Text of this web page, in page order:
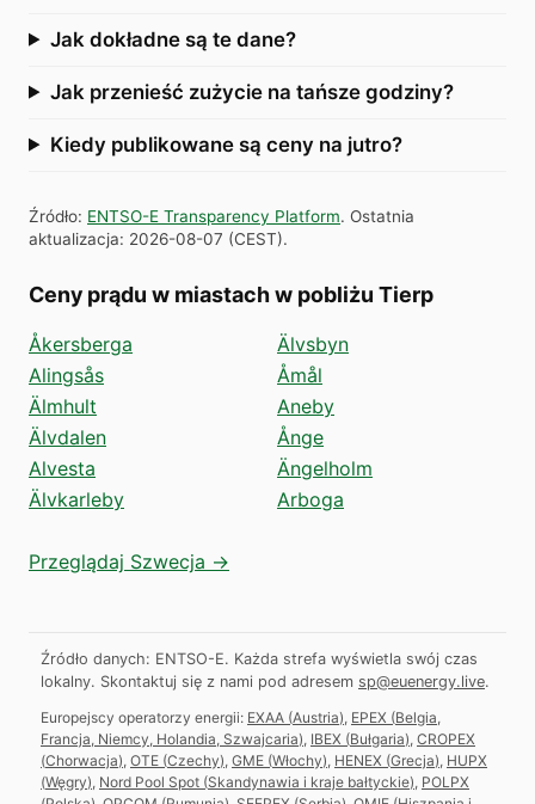
Jak dokładne są te dane?
Jak przenieść zużycie na tańsze godziny?
Kiedy publikowane są ceny na jutro?
Źródło: ENTSO-E Transparency Platform. Ostatnia
aktualizacja: 2026-08-07 (CEST).
Ceny prądu w miastach w pobliżu Tierp
Åkersberga
Alingsås
Älmhult
Älvdalen
Alvesta
Älvkarleby
Älvsbyn
Åmål
Aneby
Ånge
Ängelholm
Arboga
Przeglądaj Szwecja →
Źródło danych: ENTSO-E. Każda strefa wyświetla swój czas
lokalny. Skontaktuj się z nami pod adresem sp@euenergy.live.
Europejscy operatorzy energii: EXAA (Austria) EPEX (Belgia,
Francja, Niemcy, Holandia, Szwajcaria) IBEX (Bułgaria) CROPEX
(Chorwacja) OTE (Czechy) GME (Włochy) HENEX (Grecja) HUPX
(Węgry) Nord Pool Spot (Skandynawia i kraje bałtyckie) POLPX